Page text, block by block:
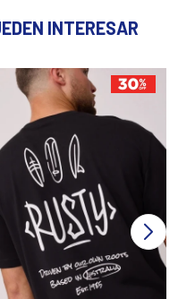
INTERESAR